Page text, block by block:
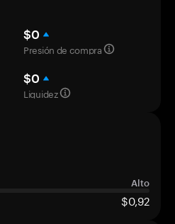
$0
Presión de compra
$0
Liquidez
Alto
$0,92